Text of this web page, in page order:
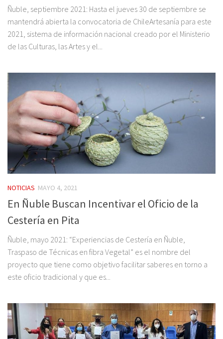
Ñuble, septiembre 2021: Hasta el jueves 30 de septiembre se
mantendrá abierta la convocatoria de ChileArtesanía para este
2021, sistema de información nacional creado por el Ministerio
de las Culturas, las Artes y el...
NOTICIAS MAYO 4, 2021
En Ñuble Buscan Incentivar el Oficio de la
Cestería en Pita
Ñuble, mayo 2021: “Experiencias de Cestería en Ñuble,
Traspaso de Técnicas en fibra Vegetal” es el nombre del
proyecto que tiene como objetivo facilitar saberes en torno a
este oficio tradicional y que es...